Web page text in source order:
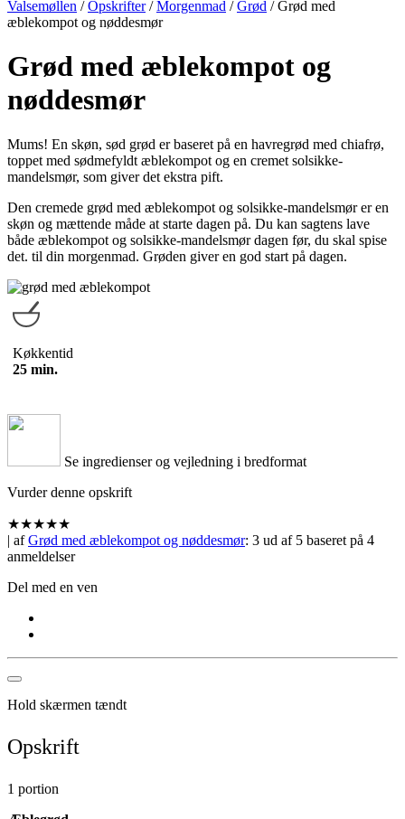
Valsemøllen /Opskrifter/Morgenmad /Grød /Grød med
æblekompot og nøddesmør
Grød med æblekompot og
nøddesmør
Mums! En skøn, sød grød er baseret på en havregrød med chiafrø,
toppet med sødmefyldt æblekompot og en cremet solsikke-
mandelsmør, som giver det ekstra pift.
Den cremede grød med æblekompot og solsikke-mandelsmør er en
skøn og mættende måde at starte dagen på. Du kan sagtens lave
både æblekompot og solsikke-mandelsmør dagen før, du skal spise
det. til din morgenmad. Grøden giver en god start på dagen.
Køkkentid
25 min.
Se ingredienser og vejledning i bredformat
Vurder denne opskrift
★★★★★
| afGrød med æblekompot og nøddesmør: 3 ud af 5 baseret på 4
anmeldelser
Del med en ven
Hold skærmen tændt
Opskrift
1 portion